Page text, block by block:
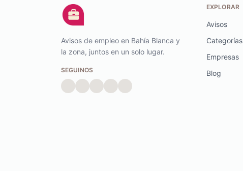
Avisos de empleo en Bahía Blanca y
la zona, juntos en un solo lugar.
SEGUINOS
EXPLORAR
Avisos
Categorías
Empresas
Blog